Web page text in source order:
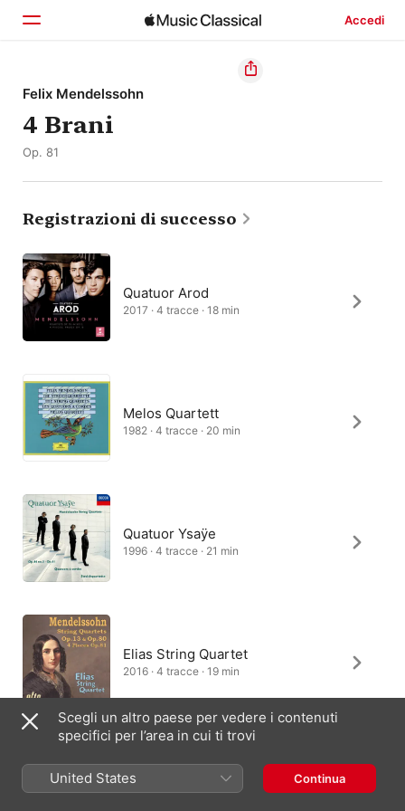
Accedi
Home
Scopri
Felix Mendelssohn
4 Brani
Op. 81
Registrazioni di successo
Quatuor Arod
2017 · 4 tracce · 18 min
Melos Quartett
1982 · 4 tracce · 20 min
Quatuor Ysaÿe
1996 · 4 tracce · 21 min
Elias String Quartet
2016 · 4 tracce · 19 min
Henschel Quartet
2004 · 4 tracce · 20 min
Scegli un altro paese per vedere i contenuti
specifici per l’area in cui ti trovi
United States Continua